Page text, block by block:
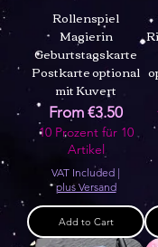
Rollenspiel
Magierin
Geburtstagskarte
Postkarte optional
mit Kuvert
From €3.50
Sale Price
10 Prozent für 10
Artikel
VAT Included |
plus Versand
Add to Cart